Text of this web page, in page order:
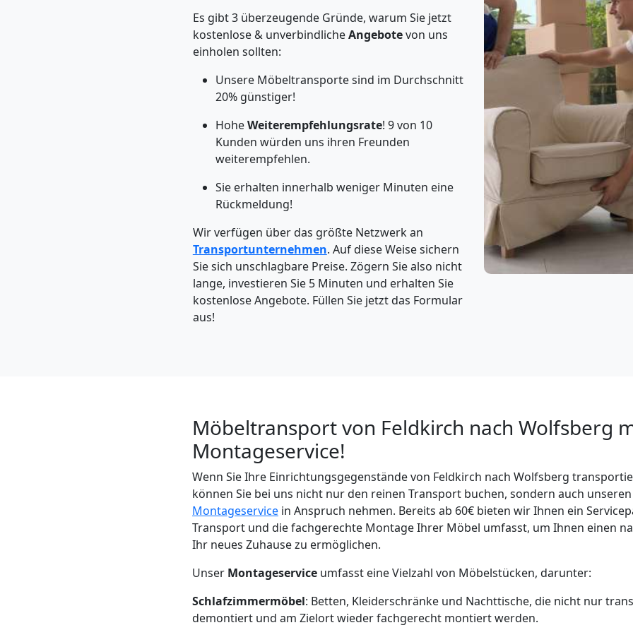
Es gibt 3 überzeugende Gründe, warum Sie jetzt
kostenlose & unverbindlicheAngebotevon uns
einholen sollten:
Unsere Möbeltransporte sind im Durchschnitt
20% günstiger!
HoheWeiterempfehlungsrate! 9 von 10
Kunden würden uns ihren Freunden
weiterempfehlen.
Sie erhalten innerhalb weniger Minuten eine
Rückmeldung!
Wir verfügen über das größte Netzwerk an
Transportunternehmen. Auf diese Weise sichern
Sie sich unschlagbare Preise. Zögern Sie also nicht
lange, investieren Sie 5 Minuten und erhalten Sie
kostenlose Angebote. Füllen Sie jetzt das Formular
aus!
Möbeltransport von Feldkirch nach Wolfsberg
Montageservice!
Wenn Sie Ihre Einrichtungsgegenstände von Feldkirch nach Wolfsberg
können Sie bei uns nicht nur den reinen Transport buchen, sondern auch
Montageservice in Anspruch nehmen. Bereits ab 60€ bieten wir Ihnen ein
Transport und die fachgerechte Montage Ihrer Möbel umfasst, um Ihnen einen
Ihr neues Zuhause zu ermöglichen.
Unser Montageservice umfasst eine Vielzahl von Möbelstücken, darunter:
Schlafzimmermöbel: Betten, Kleiderschränke und Nachttische, die nicht nur
demontiert und am Zielort wieder fachgerecht montiert werden.